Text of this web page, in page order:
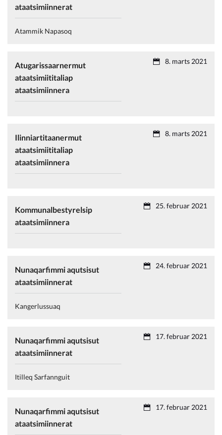
ataatsimiinnerat
Atammik Napasoq
Atugarissaarnermut
ataatsimiititaliap
ataatsimiinnera
8. marts 2021
Ilinniartitaanermut
ataatsimiititaliap
ataatsimiinnera
8. marts 2021
Kommunalbestyrelsip
ataatsimiinnera
25. februar 2021
Nunaqarfimmi aqutsisut
ataatsimiinnerat
24. februar 2021
Kangerlussuaq
Nunaqarfimmi aqutsisut
ataatsimiinnerat
17. februar 2021
Itilleq Sarfannguit
Nunaqarfimmi aqutsisut
ataatsimiinnerat
17. februar 2021